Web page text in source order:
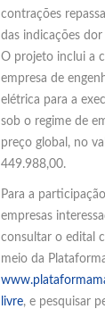
contrações
das indicações
O projeto inclui a
empresa de
elétrica para a
sob o regime de
preço global, no
449.988,00.
Para a
empresas
consultar o edital
meio da
livre, e pesquisar